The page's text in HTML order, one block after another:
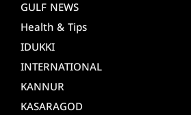
GULF NEWS
Health & Tips
IDUKKI
INTERNATIONAL
KANNUR
KASARAGOD